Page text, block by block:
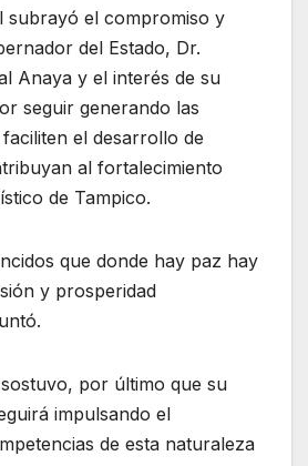
subrayó el compromiso y
del Estado, Dr.
Anaya y el interés de su
seguir generando las
el desarrollo de
al fortalecimiento
de Tampico.
que donde hay paz hay
y prosperidad
por último que su
impulsando el
de esta naturaleza